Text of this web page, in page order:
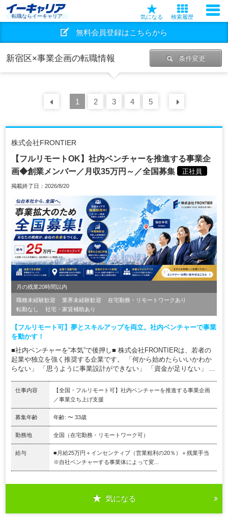
転職ならイーキャリア 気になる 検索履歴
無料会員登録はこちらから
新宿区×事業企画の転職情報 条件変更
前の 30
1 2 3 4 5
株式会社FRONTIER
【フルリモートOK】社内ベンチャーを推進する事業企
画◆創業メンバー／月収35万円～／全国募集
正社員
掲載終了日：2026/8/20
月の残業20時間以内
職種未経験歓迎 業界未経験歓迎
在宅勤務・リモートワークあり
転勤なし
社宅・家賃補助あり
【フルリモート可】夢とスキルアップを両立。社内ベンチャーで事業
を動かす！
■社内ベンチャーを“本気”で後押し■ 株式会社FRONTIERは、若者の
起業や独立を強く推奨する企業です。 「何から始めたらいいかわか
らない」 「思うように事業設計ができない」 「資金が足りない」 ...
仕事内容
【全国・フルリモート可】社内ベンチャーを推進する事業企画
／事業立ち上げ支援
募集年齢 年齢: 〜 33歳
勤務地 全国（在宅勤務・リモートワーク可）
給与
■月給25万円＋インセンティブ（営業粗利の20％）＋残業手当
※自社ベンチャーする事業体によって変...
気になる